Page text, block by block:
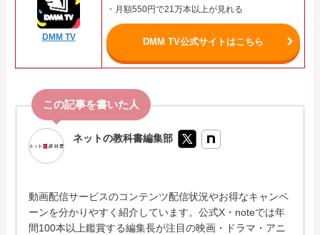
DMM TV
・月額550円で21万本以上が見れる
DMM TV公式サイトはこちら
ネットの教科書編集部
動画配信サービスのコンテンツ配信状況やお得なキャンペ
ーンを分かりやすく紹介しています。公式X・noteでは年
間100本以上鑑賞する編集長が注目の映画・ドラマ・アニ